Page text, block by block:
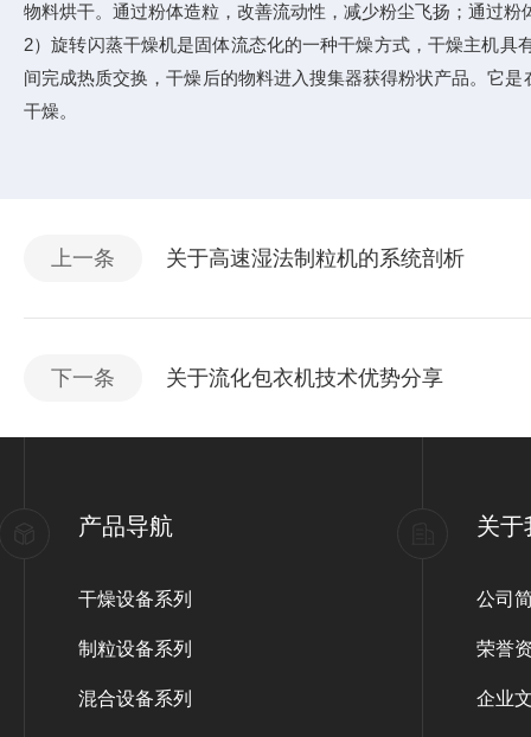
物料烘干。通过粉体造粒，改善流动性，减少粉尘飞扬；通过
2）旋转闪蒸干燥机是固体流态化的一种干燥方式，干燥主机
间完成热质交换，干燥后的物料进入搜集器获得粉状产品。它
干燥。
上一条 关于高速湿法制粒机的系统剖析
下一条 关于流化包衣机技术优势分享
产品导航
干燥设备系列
制粒设备系列
混合设备系列
关于
公司
荣誉
企业